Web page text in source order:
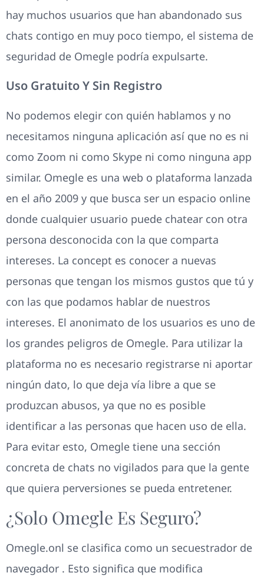
hay muchos usuarios que han abandonado sus
chats contigo en muy poco tiempo, el sistema de
seguridad de Omegle podría expulsarte.
Uso Gratuito Y Sin Registro
No podemos elegir con quién hablamos y no
necesitamos ninguna aplicación así que no es ni
como Zoom ni como Skype ni como ninguna app
similar. Omegle es una web o plataforma lanzada
en el año 2009 y que busca ser un espacio online
donde cualquier usuario puede chatear con otra
persona desconocida con la que comparta
intereses. La concept es conocer a nuevas
personas que tengan los mismos gustos que tú y
con las que podamos hablar de nuestros
intereses. El anonimato de los usuarios es uno de
los grandes peligros de Omegle. Para utilizar la
plataforma no es necesario registrarse ni aportar
ningún dato, lo que deja vía libre a que se
produzcan abusos, ya que no es posible
identificar a las personas que hacen uso de ella.
Para evitar esto, Omegle tiene una sección
concreta de chats no vigilados para que la gente
que quiera perversiones se pueda entretener.
¿Solo Omegle Es Seguro?
Omegle.onl se clasifica como un secuestrador de
navegador . Esto significa que modifica